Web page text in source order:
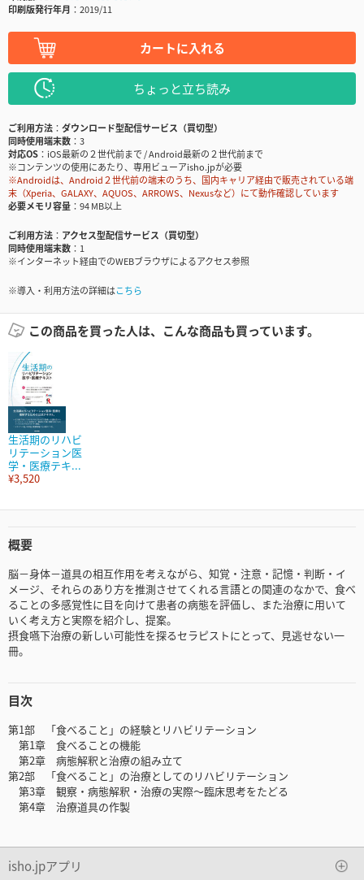
印刷版発行年月
2019/11
カートに入れる
ちょっと立ち読み
ご利用方法
ダウンロード型配信サービス（買切型）
同時使用端末数
3
対応OS
iOS最新の２世代前まで / Android最新の２世代前まで
※コンテンツの使用にあたり、専用ビューアisho.jpが必要
※Androidは、Android２世代前の端末のうち、国内キャリア経由で販売されている端
末（Xperia、GALAXY、AQUOS、ARROWS、Nexusなど）にて動作確認しています
必要メモリ容量
94 MB以上
ご利用方法
アクセス型配信サービス（買切型）
同時使用端末数
1
※インターネット経由でのWEBブラウザによるアクセス参照
※導入・利用方法の詳細はこちら
この商品を買った人は、こんな商品も買っています。
生活期のリハビ
リテーション医
学・医療テキ...
¥3,520
概要
脳－身体－道具の相互作用を考えながら、知覚・注意・記憶・判断・イ
メージ、それらのあり方を推測させてくれる言語との関連のなかで、食べ
ることの多感覚性に目を向けて患者の病態を評価し、また治療に用いて
いく考え方と実際を紹介し、提案。
摂食嚥下治療の新しい可能性を探るセラピストにとって、見逃せない一
冊。
目次
第1部 「食べること」の経験とリハビリテーション
第1章 食べることの機能
第2章 病態解釈と治療の組み立て
第2部 「食べること」の治療としてのリハビリテーション
第3章 観察・病態解釈・治療の実際～臨床思考をたどる
第4章 治療道具の作製
isho.jpアプリ